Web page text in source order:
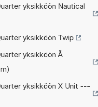
yksikköön Nautical
yksikköön Twip
yksikköön Å
yksikköön X Unit ---